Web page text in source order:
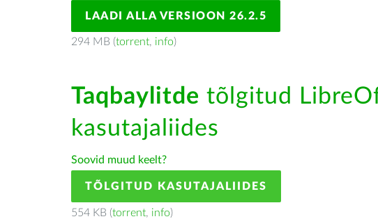
LAADI ALLA VERSIOON 26.2.5
294 MB (torrent, info)
Taqbaylitde tõlgitud
kasutajaliides
Soovid muud keelt?
TÕLGITUD KASUTAJALIIDES
554 KB (torrent, info)